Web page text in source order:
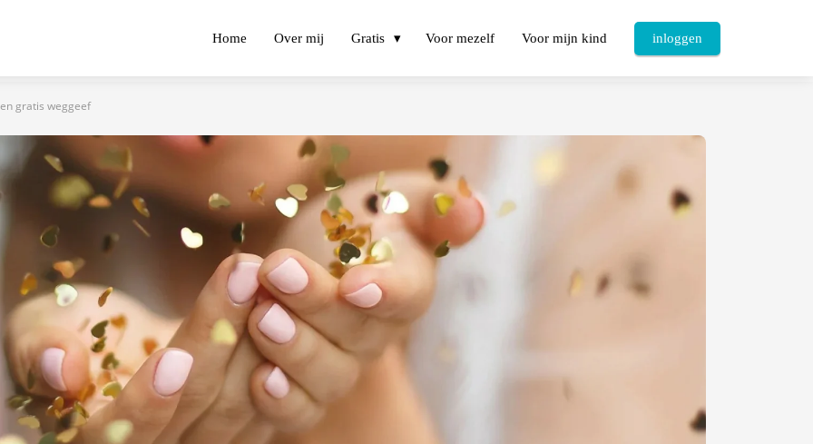
Home Over mij Gratis Voor mezelf Voor mijn kind inloggen
gratis weggeef